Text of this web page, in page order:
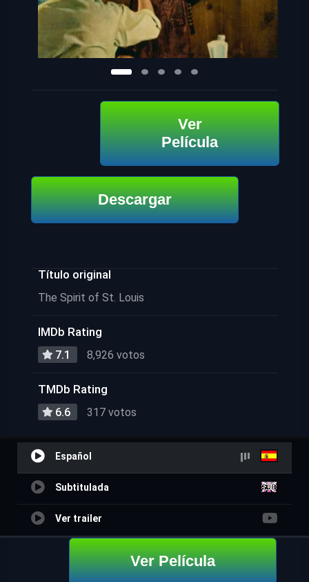
Ver
Película
Descargar
Título original
The Spirit of St. Louis
IMDb Rating
7.1 8,926 votos
TMDb Rating
6.6 317 votos
Español
Subtitulada
Ver trailer
Ver Película